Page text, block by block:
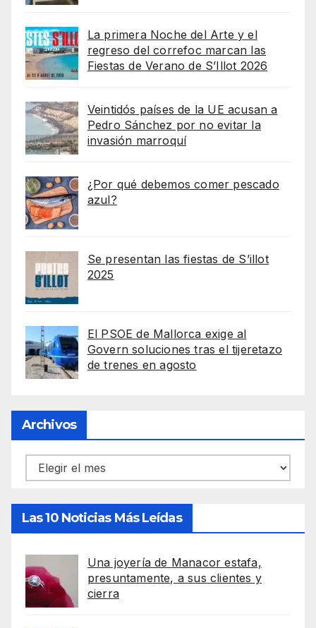
La primera Noche del Arte y el
regreso del correfoc marcan las
Fiestas de Verano de S’Illot 2026
Veintidós países de la UE acusan a
Pedro Sánchez por no evitar la
invasión marroquí
¿Por qué debemos comer pescado
azul?
Se presentan las fiestas de S’illot
2025
El PSOE de Mallorca exige al
Govern soluciones tras el tijeretazo
de trenes en agosto
Archivos
Archivos
Las 10 Noticias Más Leídas
Una joyería de Manacor estafa,
presuntamente, a sus clientes y
cierra